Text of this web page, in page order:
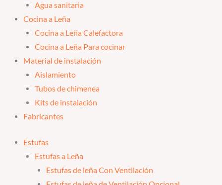
Agua sanitaria
Cocina a Leña
Cocina a Leña Calefactora
Cocina a Leña Para cocinar
Material de instalación
Aislamiento
Tubos de chimenea
Kits de instalación
Fabricantes
Estufas
Estufas a Leña
Estufas de leña Con Ventilación